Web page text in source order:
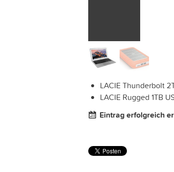
LACIE Thunderbolt
LACIE Rugged 1TB
Eintrag erfolgreich